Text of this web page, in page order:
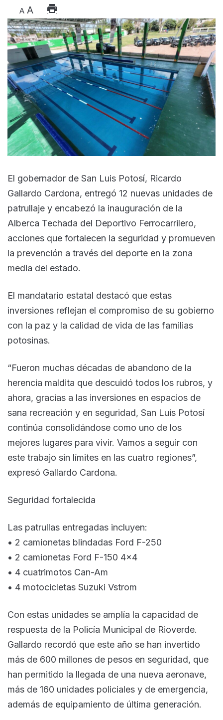
A A
El gobernador de San Luis Potosí, Ricardo
Gallardo Cardona, entregó 12 nuevas unidades de
patrullaje y encabezó la inauguración de la
Alberca Techada del Deportivo Ferrocarrilero,
acciones que fortalecen la seguridad y promueven
la prevención a través del deporte en la zona
media del estado.
El mandatario estatal destacó que estas
inversiones reflejan el compromiso de su gobierno
con la paz y la calidad de vida de las familias
potosinas.
“Fueron muchas décadas de abandono de la
herencia maldita que descuidó todos los rubros, y
ahora, gracias a las inversiones en espacios de
sana recreación y en seguridad, San Luis Potosí
continúa consolidándose como uno de los
mejores lugares para vivir. Vamos a seguir con
este trabajo sin límites en las cuatro regiones”,
expresó Gallardo Cardona.
Seguridad fortalecida
Las patrullas entregadas incluyen:
• 2 camionetas blindadas Ford F-250
• 2 camionetas Ford F-150 4×4
• 4 cuatrimotos Can-Am
• 4 motocicletas Suzuki Vstrom
Con estas unidades se amplía la capacidad de
respuesta de la Policía Municipal de Rioverde.
Gallardo recordó que este año se han invertido
más de 600 millones de pesos en seguridad, que
han permitido la llegada de una nueva aeronave,
más de 160 unidades policiales y de emergencia,
además de equipamiento de última generación.